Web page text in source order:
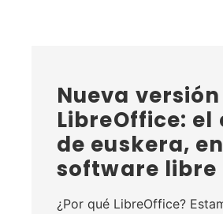
Nueva versión
LibreOffice:
de euskera,
software libre
¿Por qué LibreOffice?